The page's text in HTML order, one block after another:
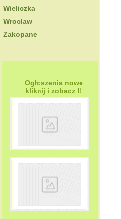
Wieliczka
Wroclaw
Zakopane
Ogłoszenia nowe
kliknij i zobacz !!